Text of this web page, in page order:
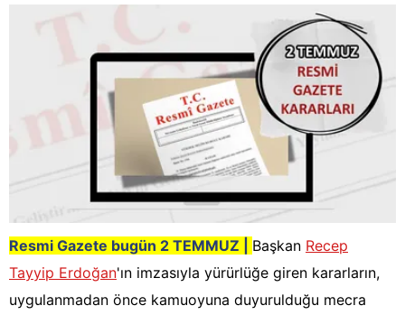
Resmi Gazete bugün 2 TEMMUZ | Başkan Recep
Tayyip Erdoğan'ın imzasıyla yürürlüğe giren kararların,
uygulanmadan önce kamuoyuna duyurulduğu mecra